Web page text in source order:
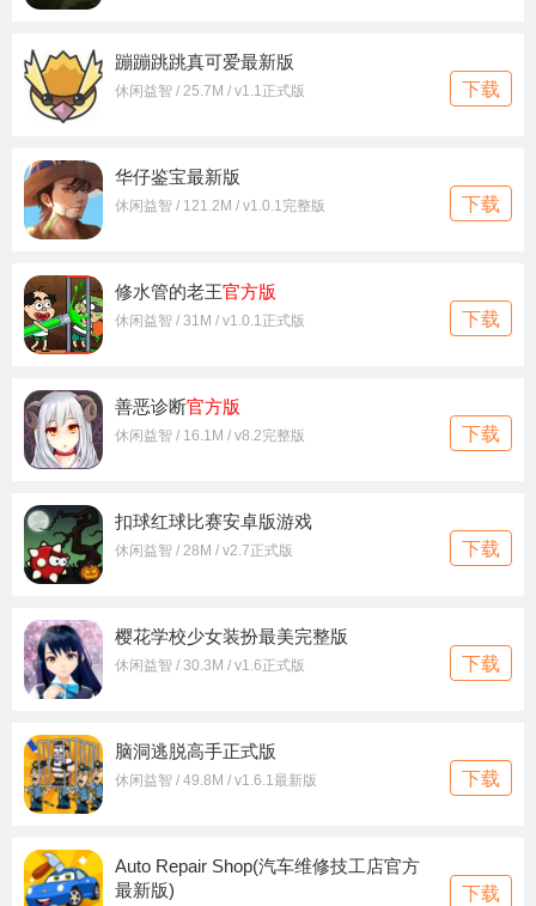
蹦蹦跳跳真可爱最新版
休闲益智 / 25.7M / v1.1正式版 下载
华仔鉴宝最新版
休闲益智 / 121.2M / v1.0.1完整版 下载
修水管的老王官方版
休闲益智 / 31M / v1.0.1正式版 下载
善恶诊断官方版
休闲益智 / 16.1M / v8.2完整版 下载
扣球红球比赛安卓版游戏
休闲益智 / 28M / v2.7正式版 下载
樱花学校少女装扮最美完整版
休闲益智 / 30.3M / v1.6正式版 下载
脑洞逃脱高手正式版
休闲益智 / 49.8M / v1.6.1最新版 下载
Auto Repair Shop(汽车维修技工店官方
最新版)
下载